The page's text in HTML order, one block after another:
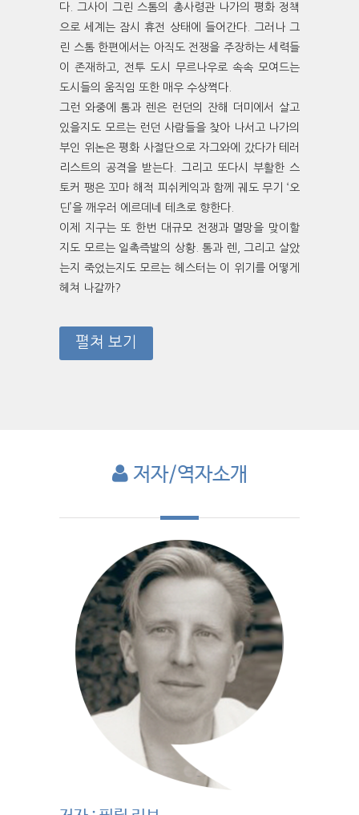
다. 그사이 그린 스톰의 총사령관 나가의 평화 정책
으로 세계는 잠시 휴전 상태에 들어간다. 그러나 그
린 스톰 한편에서는 아직도 전쟁을 주장하는 세력들
이 존재하고, 전투 도시 무르나우로 속속 모여드는
도시들의 움직임 또한 매우 수상쩍다.
그런 와중에 톰과 렌은 런던의 잔해 더미에서 살고
있을지도 모르는 런던 사람들을 찾아 나서고 나가의
부인 위논은 평화 사절단으로 자그와에 갔다가 테러
리스트의 공격을 받는다. 그리고 또다시 부활한 스
토커 팽은 꼬마 해적 피쉬케익과 함께 궤도 무기 ‘오
딘’을 깨우러 에르데네 테츠로 향한다.
이제 지구는 또 한번 대규모 전쟁과 멸망을 맞이할
지도 모르는 일촉즉발의 상황. 톰과 렌, 그리고 살았
는지 죽었는지도 모르는 헤스터는 이 위기를 어떻게
헤쳐 나갈까?
펼쳐 보기
저자/역자소개